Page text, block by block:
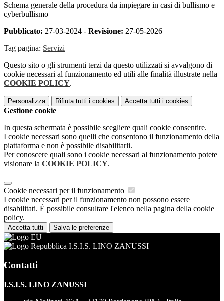
Schema generale della procedura da impiegare in casi di bullismo e
cyberbullismo
Pubblicato: 27-03-2024 - Revisione: 27-05-2026
Tag pagina: Servizi
Questo sito o gli strumenti terzi da questo utilizzati si avvalgono di
cookie necessari al funzionamento ed utili alle finalità illustrate nella
COOKIE POLICY.
Personalizza Rifiuta tutti i cookies Accetta tutti i cookies
Gestione cookie
In questa schermata è possibile scegliere quali cookie consentire.
I cookie necessari sono quelli che consentono il funzionamento della
piattaforma e non è possibile disabilitarli.
Per conoscere quali sono i cookie necessari al funzionamento potete
visionare la COOKIE POLICY.
Cookie necessari per il funzionamento
I cookie necessari per il funzionamento non possono essere
disabilitati. È possibile consultare l'elenco nella pagina della cookie
policy.
Accetta tutti Salva le preferenze
I.S.I.S. LINO ZANUSSI
Contatti
I.S.I.S. LINO ZANUSSI